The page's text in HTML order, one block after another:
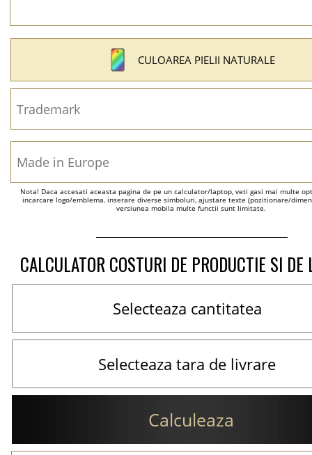
CULOAREA PIELII NATURALE
Nota! Daca accesati aceasta pagina de pe un calculator/laptop, veti gasi mai multe
incarcare logo/emblema, inserare diverse simboluri, ajustare texte (pozitionare/
versiunea mobila multe functii sunt limitate.
CALCULATOR COSTURI DE PRODUCTIE SI DE
Calculeaza